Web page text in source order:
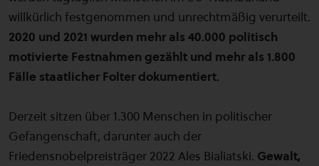
willkürlich festgenommen und unrechtmäßig verurteilt.
2020 und 2021 wurden mehr als 40.000 politisch
motivierte Festnahmen gezählt und mehr als 1.800
Fälle staatlicher Folter dokumentiert.
Derzeit sitzen über 1.300 Menschen in politischer
Gefangenschaft, darunter auch der
Friedensnobelpreisträger 2022 Ales Bialiatski. Gewalt,